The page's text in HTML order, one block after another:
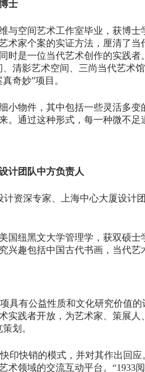
士
与空间艺术工作室毕业，获博
术家个案的实证方法，厘清了
时是一位当代艺术创作的实践
清影艺术空间、三尚当代艺术
奇妙”项目。
小物件，其中包括一些灵活多
。通过这种形式，每一种微不
计团队中方负责人
资深专家、上海中心大厦设计
国纽黑文大学管理学，获双硕
趣包括中国古代书画，当代艺
具有公益性质和文化研究价值
实践者开放，为艺术家、策展
划。
印快销的模式，并对其作出回
术领域的交流互动平台。